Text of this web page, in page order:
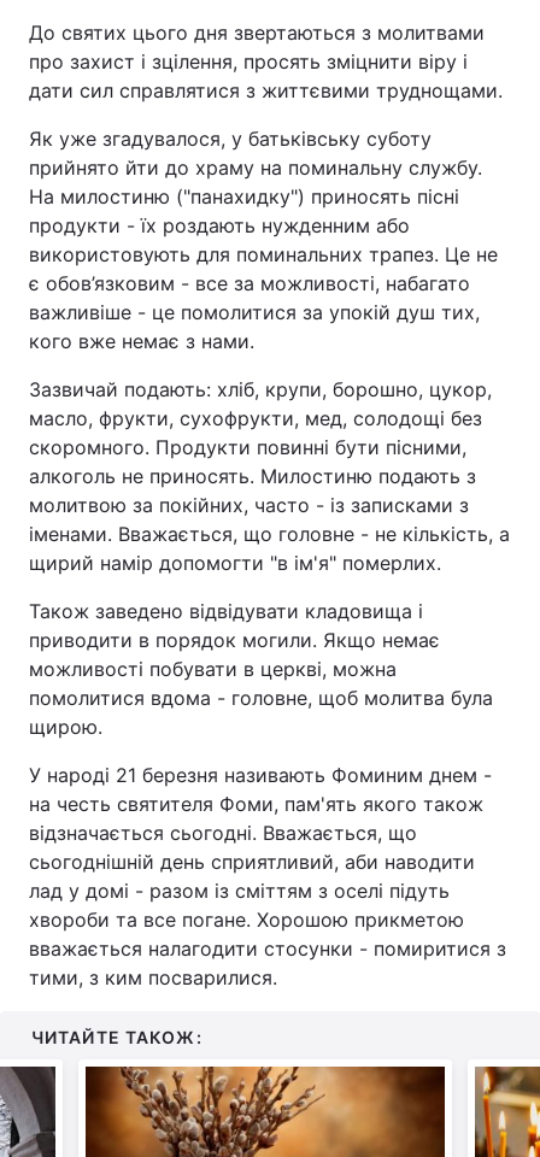
До святих цього дня звертаються з молитвами
про захист і зцілення, просять зміцнити віру і
дати сил справлятися з життєвими труднощами.
Як уже згадувалося, у батьківську суботу
прийнято йти до храму на поминальну службу.
На милостиню ("панахидку") приносять пісні
продукти - їх роздають нужденним або
використовують для поминальних трапез. Це не
є обов’язковим - все за можливості, набагато
важливіше - це помолитися за упокій душ тих,
кого вже немає з нами.
Зазвичай подають: хліб, крупи, борошно, цукор,
масло, фрукти, сухофрукти, мед, солодощі без
скоромного. Продукти повинні бути пісними,
алкоголь не приносять. Милостиню подають з
молитвою за покійних, часто - із записками з
іменами. Вважається, що головне - не кількість, а
щирий намір допомогти "в ім'я" померлих.
Також заведено відвідувати кладовища і
приводити в порядок могили. Якщо немає
можливості побувати в церкві, можна
помолитися вдома - головне, щоб молитва була
щирою.
У народі 21 березня називають Фоминим днем -
на честь святителя Фоми, пам'ять якого також
відзначається сьогодні. Вважається, що
сьогоднішній день сприятливий, аби наводити
лад у домі - разом із сміттям з оселі підуть
хвороби та все погане. Хорошою прикметою
вважається налагодити стосунки - помиритися з
тими, з ким посварилися.
ЧИТАЙТЕ ТАКОЖ: